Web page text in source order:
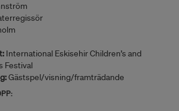
International Eskisehir Children’s and
Festival
Gästspel/visning/framträdande